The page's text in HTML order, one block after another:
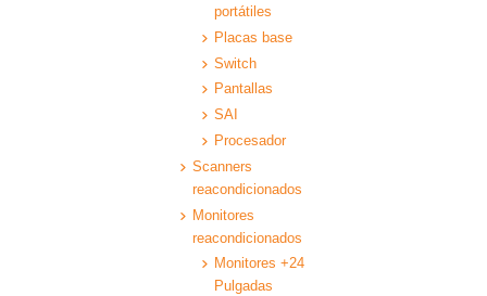
portátiles
Placas base
Switch
Pantallas
SAI
Procesador
Scanners
reacondicionados
Monitores
reacondicionados
Monitores +24
Pulgadas